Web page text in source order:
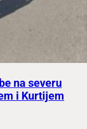
na severu
i Kurtijem